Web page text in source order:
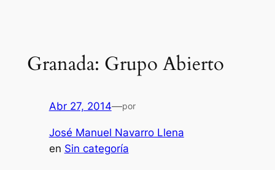
Granada: Grupo Abierto
Abr 27, 2014—por
José Manuel Navarro Llena
en Sin categoría